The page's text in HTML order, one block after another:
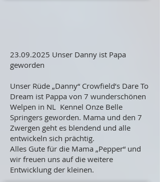
23.09.2025 Unser Danny ist Papa
geworden
Unser Rüde „Danny“ Crowfield’s Dare To
Dream ist Pappa von 7 wunderschönen
Welpen in NL Kennel Onze Belle
Springers geworden. Mama und den 7
Zwergen geht es blendend und alle
entwickeln sich prächtig.
Alles Gute für die Mama „Pepper“ und
wir freuen uns auf die weitere
Entwicklung der kleinen.